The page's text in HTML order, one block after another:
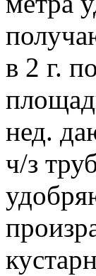
в 2 г.
нед.
ч/з